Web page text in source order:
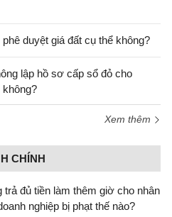
duyệt giá đất cụ thể không?
lập hồ sơ cấp sổ đỏ cho
Xem thêm
CHÍNH
trả đủ tiền làm thêm giờ cho nhân
nghiệp bị phạt thế nào?